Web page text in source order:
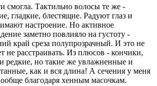
смогла. Тактильно волосы те же -
гладкие, блестящие. Радуют глаз и
настроение. Но активное
заметно повлияло на густоту -
край среза полупрозрачный. И это не
не расстраивать. Из плюсов - кончики,
редкие, но такие же увлажненные и
как и вся длина! А сечения у меня
благодаря хенным масочкам.